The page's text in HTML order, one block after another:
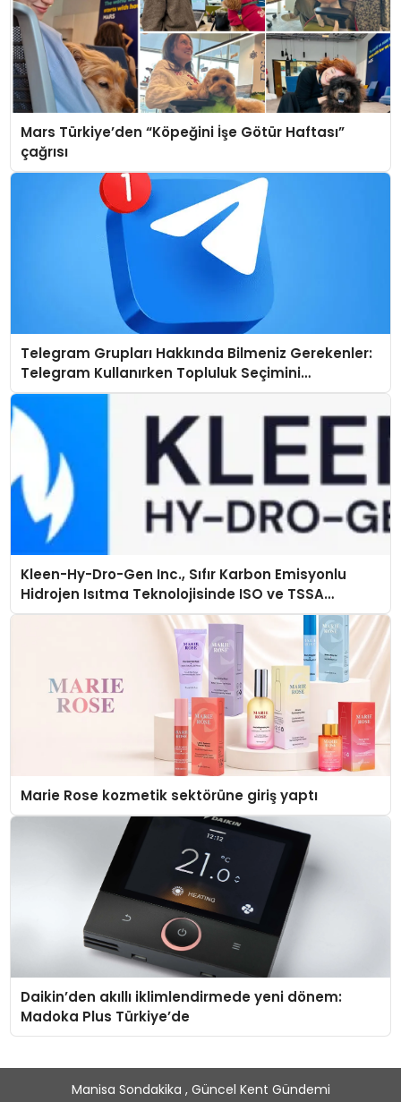
Mars Türkiye’den “Köpeğini İşe Götür Haftası”
çağrısı
Telegram Grupları Hakkında Bilmeniz Gerekenler:
Telegram Kullanırken Topluluk Seçimini
Kolaylaştırın
Kleen-Hy-Dro-Gen Inc., Sıfır Karbon Emisyonlu
Hidrojen Isıtma Teknolojisinde ISO ve TSSA
Düzenleyici Onaylarını Aldı
Marie Rose kozmetik sektörüne giriş yaptı
Daikin’den akıllı iklimlendirmede yeni dönem:
Madoka Plus Türkiye’de
Manisa Sondakika , Güncel Kent Gündemi